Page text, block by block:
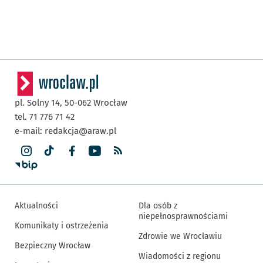
pl. Solny 14, 50-062 Wrocław
tel. 71 776 71 42
e-mail: redakcja@araw.pl
Aktualności
Komunikaty i ostrzeżenia
Bezpieczny Wrocław
Dla osób z
niepełnosprawnościami
Zdrowie we Wrocławiu
Wiadomości z regionu